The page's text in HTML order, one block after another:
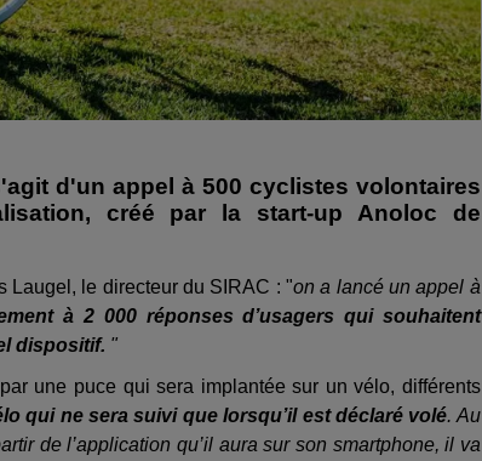
d'un appel à 500 cyclistes volontaires
créé par la start-up Anoloc de
Laugel, le directeur du SIRAC : "on a lancé un appel à
à 2 000 réponses d’usagers qui souhaitent
dispositif. "
une puce qui sera implantée sur un vélo, différents
qui ne sera suivi que lorsqu’il est déclaré volé. Au
de l’application qu’il aura sur son smartphone, il va